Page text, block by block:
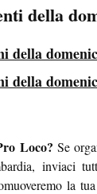
della
della
della
Loco? Se
inviaci
la